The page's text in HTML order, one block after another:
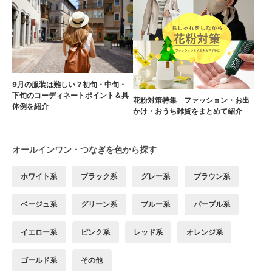
9月の服装は難しい？初旬・中旬・
下旬のコーディネートポイント＆具
体例を紹介
花粉対策特集 ファッション・お出
かけ・おうち雑貨をまとめて紹介
オールインワン・つなぎを色から探す
ホワイト系 ブラック系 グレー系 ブラウン系
ベージュ系 グリーン系 ブルー系 パープル系
イエロー系 ピンク系 レッド系 オレンジ系
ゴールド系 その他